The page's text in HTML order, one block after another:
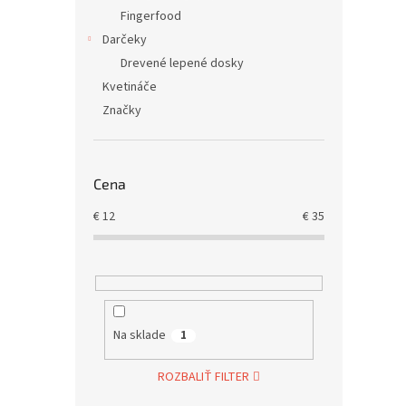
Fingerfood
Darčeky
Drevené lepené dosky
Kvetináče
Značky
Cena
€12 €35
Na sklade 1
ROZBALIŤ FILTER